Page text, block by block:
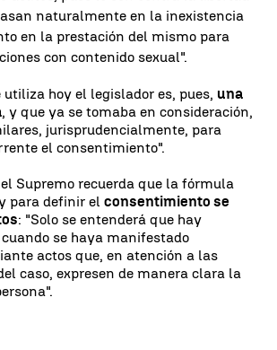
naturalmente en la inexistencia
en la prestación del mismo para
con contenido sexual".
hoy el legislador es, pues, una
, y que ya se tomaba en consideración,
jurisprudencialmente, para
el consentimiento".
Supremo recuerda que la fórmula
para definir el consentimiento se
: "Solo se entenderá que hay
se haya manifestado
actos que, en atención a las
caso, expresen de manera clara la